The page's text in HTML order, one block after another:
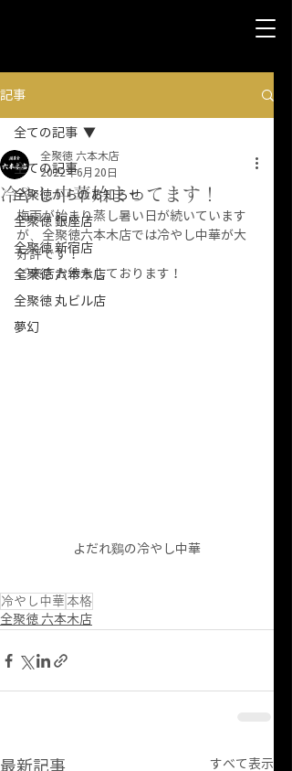
記事
全ての記事
全聚徳からのお知らせ
全聚徳 銀座店
全聚徳 新宿店
全聚徳 六本木店
全聚徳 丸ビル店
夢幻
全ての記事
冷やし中華始まってます！
全聚徳 六本木店
2022年6月20日
梅雨が始まり蒸し暑い日が続いています
が、全聚徳六本木店では冷やし中華が大
好評です！
ご来店お待ちしております！
よだれ鷄の冷やし中華
冷やし中華 本格
全聚徳 六本木店
最新記事 すべて表示